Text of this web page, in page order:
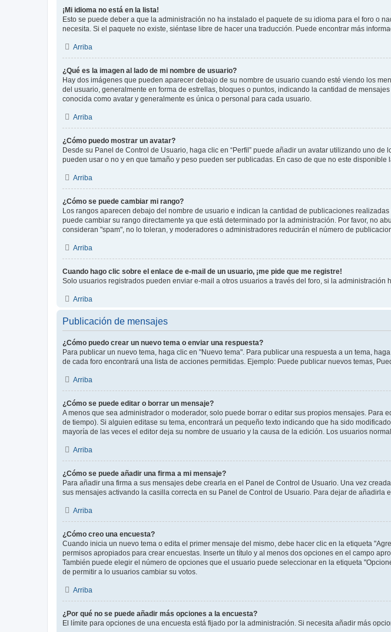
¡Mi idioma no está en la lista!
Esto se puede deber a que la administración no ha instalado el paquete de su idioma para el foro o
necesita. Si el paquete no existe, siéntase libre de hacer una traducción. Puede encontrar más
Arriba
¿Qué es la imagen al lado de mi nombre de usuario?
Hay dos imágenes que pueden aparecer debajo de su nombre de usuario cuando esté viendo los
del usuario, generalmente en forma de estrellas, bloques o puntos, indicando la cantidad de
conocida como avatar y generalmente es única o personal para cada usuario.
Arriba
¿Cómo puedo mostrar un avatar?
Desde su Panel de Control de Usuario, haga clic en “Perfil” puede añadir un avatar utilizando uno
pueden usar o no y en que tamaño y peso pueden ser publicadas. En caso de que no este
Arriba
¿Cómo se puede cambiar mi rango?
Los rangos aparecen debajo del nombre de usuario e indican la cantidad de publicaciones
puede cambiar su rango directamente ya que está determinado por la administración. Por favor, no
consideran "spam", no lo toleran, y moderadores o administradores reducirán el número de
Arriba
Cuando hago clic sobre el enlace de e-mail de un usuario, ¡me pide que me registre!
Solo usuarios registrados pueden enviar e-mail a otros usuarios a través del foro, si la
Arriba
Publicación de mensajes
¿Cómo puedo crear un nuevo tema o enviar una respuesta?
Para publicar un nuevo tema, haga clic en "Nuevo tema". Para publicar una respuesta a un tema,
de cada foro encontrará una lista de acciones permitidas. Ejemplo: Puede publicar nuevos temas,
Arriba
¿Cómo se puede editar o borrar un mensaje?
A menos que sea administrador o moderador, solo puede borrar o editar sus propios mensajes. Para
de tiempo). Si alguien editase su tema, encontrará un pequeño texto indicando que ha sido
mayoría de las veces el editor deja su nombre de usuario y la causa de la edición. Los usuarios
Arriba
¿Cómo se puede añadir una firma a mi mensaje?
Para añadir una firma a sus mensajes debe crearla en el Panel de Control de Usuario. Una vez
sus mensajes activando la casilla correcta en su Panel de Control de Usuario. Para dejar de añadirla
Arriba
¿Cómo creo una encuesta?
Cuando inicia un nuevo tema o edita el primer mensaje del mismo, debe hacer clic en la etiqueta
permisos apropiados para crear encuestas. Inserte un título y al menos dos opciones en el campo
También puede elegir el número de opciones que el usuario puede seleccionar en la etiqueta
de permitir a lo usuarios cambiar su votos.
Arriba
¿Por qué no se puede añadir más opciones a la encuesta?
El límite para opciones de una encuesta está fijado por la administración. Si necesita añadir más